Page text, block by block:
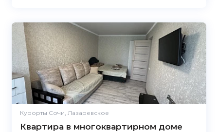
Курорты Сочи, Лазаревское
Квартира в многоквартирном доме